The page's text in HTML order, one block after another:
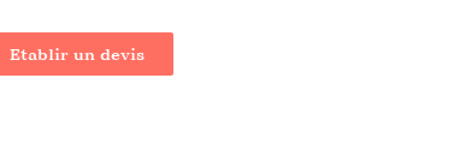
Etablir un devis